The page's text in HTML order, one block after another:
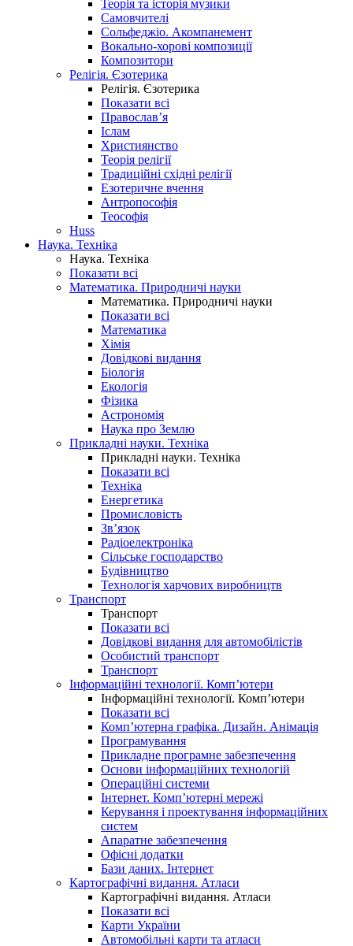
Теорія та історія музики
Самовчителі
Сольфеджіо. Акомпанемент
Вокально-хорові композиції
Композитори
Релігія. Єзотерика
Релігія. Єзотерика
Показати всі
Православ’я
Іслам
Християнство
Теорія релігії
Традиційні східні релігії
Езотеричне вчення
Антропософія
Теософія
Huss
Наука. Техніка
Наука. Техніка
Показати всі
Математика. Природничі науки
Математика. Природничі науки
Показати всі
Математика
Хімія
Довідкові видання
Біологія
Екологія
Фізика
Астрономія
Наука про Землю
Прикладні науки. Техніка
Прикладні науки. Техніка
Показати всі
Техніка
Енергетика
Промисловість
Зв’язок
Радіоелектроніка
Сільське господарство
Будівництво
Технологія харчових виробництв
Транспорт
Транспорт
Показати всі
Довідкові видання для автомобілістів
Особистий транспорт
Транспорт
Інформаційні технології. Комп’ютери
Інформаційні технології. Комп’ютери
Показати всі
Комп’ютерна графіка. Дизайн. Анімація
Програмування
Прикладне програмне забезпечення
Основи інформаційних технологій
Операційні системи
Інтернет. Комп’ютерні мережі
Керування і проектування інформаційних
систем
Апаратне забезпечення
Офісні додатки
Бази даних. Інтернет
Картографічні видання. Атласи
Картографічні видання. Атласи
Показати всі
Карти України
Автомобільні карти та атласи